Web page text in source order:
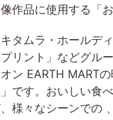
作品に使用する「
タムラ・ホールデ
リント」などグ
ン EARTH MART
です。おいしい食
様々なシーンでの